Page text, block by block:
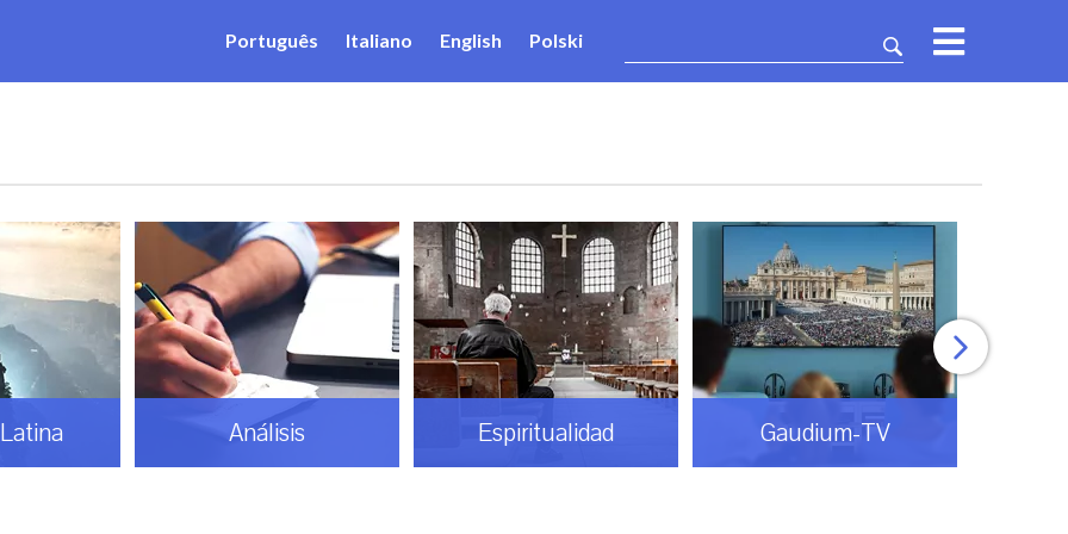
Português Italiano English Polski
Análisis Espiritualidad Gaudium-TV